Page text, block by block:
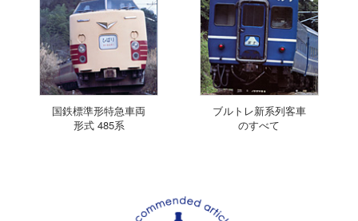
国鉄標準形特急車両
形式 485系
ブルトレ新系列客車
のすべて